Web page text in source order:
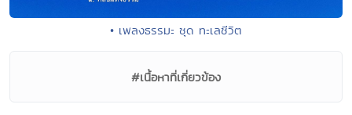
• เพลงธรรมะ ชุด ทะเลชีวิต
#เนื้อหาที่เกี่ยวข้อง